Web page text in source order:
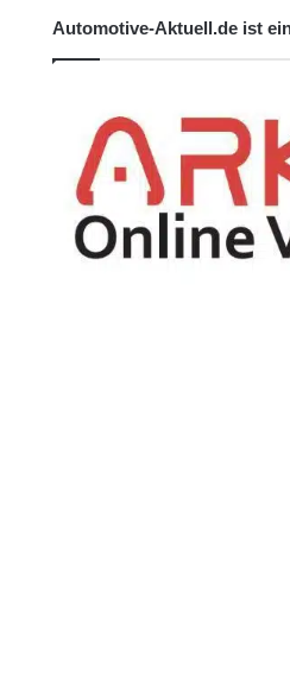
Automotive-Aktuell.de ist